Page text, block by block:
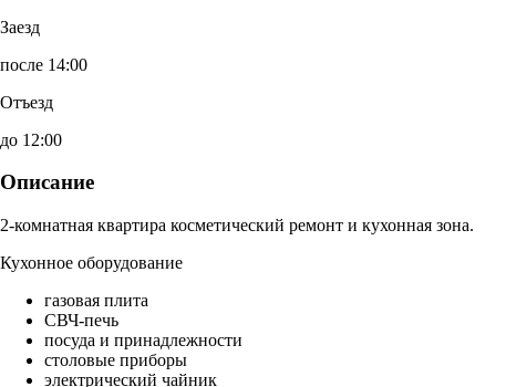
Заезд
после 14:00
Отъезд
до 12:00
Описание
2-комнатная квартира косметический ремонт и кухонная зона.
Кухонное оборудование
газовая плита
СВЧ-печь
посуда и принадлежности
столовые приборы
электрический чайник